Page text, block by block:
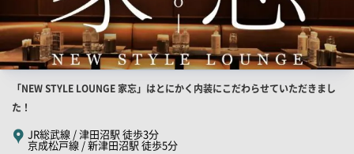
店
舗
PR
キ
「NEW STYLE LOUNGE 家忘」はとにかく内装にこだわらせていただきまし
た！
JR総武線 / 津田沼駅 徒歩3分
京成松戸線 / 新津田沼駅 徒歩5分